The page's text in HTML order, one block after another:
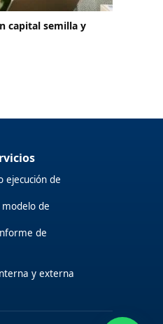
capital semilla y
ejecución de
de
de
y externa